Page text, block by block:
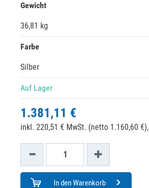
Gewicht
36,81 kg
Farbe
Silber
Auf Lager
1.381,11 €
inkl. 220,51 € MwSt. (netto 1.160,60 €),
In den Warenkorb